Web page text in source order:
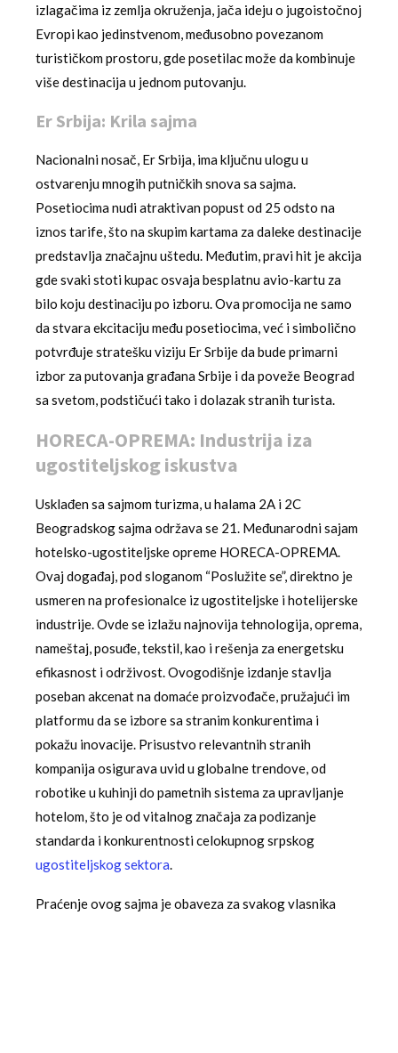
izlagačima iz zemlja okruženja, jača ideju o jugoistočnoj
Evropi kao jedinstvenom, međusobno povezanom
turističkom prostoru, gde posetilac može da kombinuje
više destinacija u jednom putovanju.
Er Srbija: Krila sajma
Nacionalni nosač, Er Srbija, ima ključnu ulogu u
ostvarenju mnogih putničkih snova sa sajma.
Posetiocima nudi atraktivan popust od 25 odsto na
iznos tarife, što na skupim kartama za daleke destinacije
predstavlja značajnu uštedu. Međutim, pravi hit je akcija
gde svaki stoti kupac osvaja besplatnu avio-kartu za
bilo koju destinaciju po izboru. Ova promocija ne samo
da stvara ekcitaciju među posetiocima, već i simbolično
potvrđuje stratešku viziju Er Srbije da bude primarni
izbor za putovanja građana Srbije i da poveže Beograd
sa svetom, podstičući tako i dolazak stranih turista.
HORECA-OPREMA: Industrija iza
ugostiteljskog iskustva
Usklađen sa sajmom turizma, u halama 2A i 2C
Beogradskog sajma održava se 21. Međunarodni sajam
hotelsko-ugostiteljske opreme HORECA-OPREMA.
Ovaj događaj, pod sloganom “Poslužite se”, direktno je
usmeren na profesionalce iz ugostiteljske i hotelijerske
industrije. Ovde se izlažu najnovija tehnologija, oprema,
nameštaj, posuđe, tekstil, kao i rešenja za energetsku
efikasnost i održivost. Ovogodišnje izdanje stavlja
poseban akcenat na domaće proizvođače, pružajući im
platformu da se izbore sa stranim konkurentima i
pokažu inovacije. Prisustvo relevantnih stranih
kompanija osigurava uvid u globalne trendove, od
robotike u kuhinji do pametnih sistema za upravljanje
hotelom, što je od vitalnog značaja za podizanje
standarda i konkurentnosti celokupnog srpskog
ugostiteljskog sektora
Praćenje ovog sajma je obaveza za svakog vlasnika